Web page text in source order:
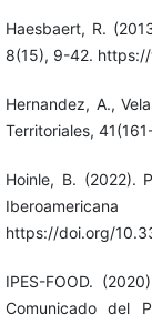
Haesbaert, R.
8(15), 9-42.
Hernandez, A.,
Territoriales,
Hoinle, B. (2022).
https://doi.org/
IPES-FOOD.
Comunicado del